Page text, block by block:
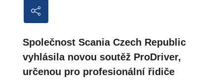
Společnost Scania Czech Republic
vyhlásila novou soutěž ProDriver,
určenou pro profesionální řidiče